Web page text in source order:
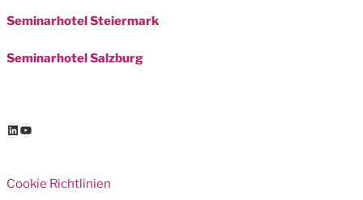
Seminarhotel Steiermark
Seminarhotel Salzburg
LinkedIn
YouTube
Cookie Richtlinien